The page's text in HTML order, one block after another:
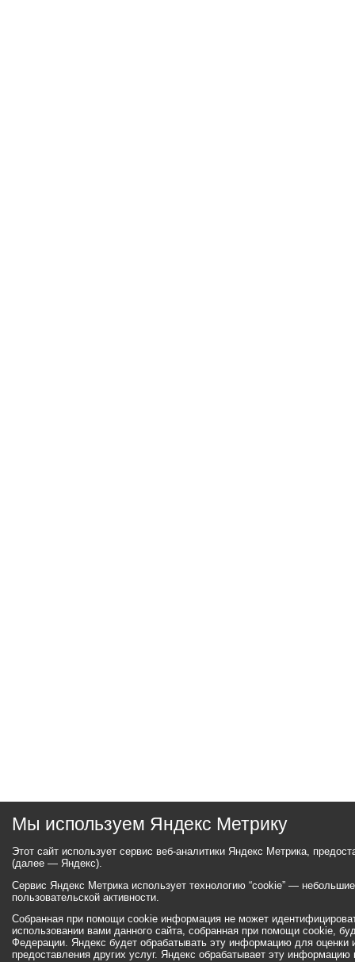
Мы используем Яндекс Метрику
Этот сайт использует сервис веб-аналитики Яндекс Метрика,
(далее — Яндекс).
Сервис Яндекс Метрика использует технологию “cookie” —
пользовательской активности.
Собранная при помощи cookie информация не может
использовании вами данного сайта, собранная при помощи cookie,
Федерации. Яндекс будет обрабатывать эту информацию для оценки
предоставления других услуг. Яндекс обрабатывает эту